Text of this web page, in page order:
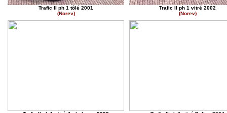
Trafic II ph 1 tôlé 2001
(Norev)
Trafic II ph 1 vitré 2002
(Norev)